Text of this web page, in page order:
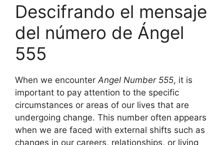
Descifrando el mensaje
del número de Ángel
555
When we encounter Angel Number 555, it is
important to pay attention to the specific
circumstances or areas of our lives that are
undergoing change. This number often appears
when we are faced with external shifts such as
changes in our careers, relationships, or living